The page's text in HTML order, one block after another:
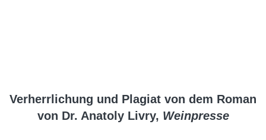
Verherrlichung und Plagiat von dem Roman
von Dr. Anatoly Livry, Weinpresse